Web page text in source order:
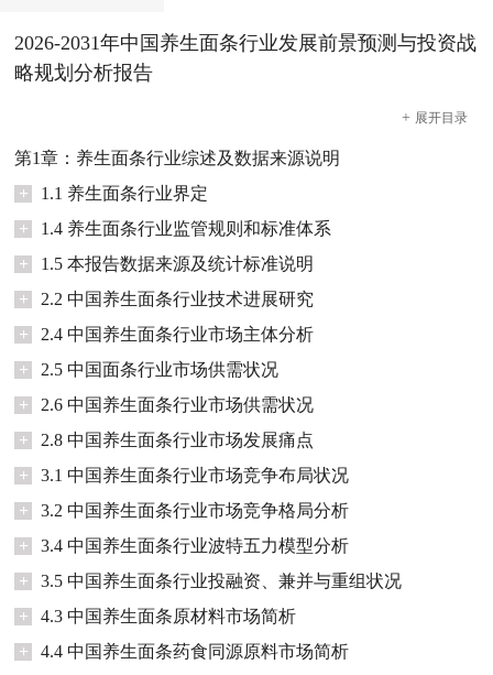
2026-2031年中国养生面条行业发展前景预测与投资战
略规划分析报告
+ 展开目录
第1章：养生面条行业综述及数据来源说明
+
1.1 养生面条行业界定
+
1.4 养生面条行业监管规则和标准体系
+
1.5 本报告数据来源及统计标准说明
+
2.2 中国养生面条行业技术进展研究
+
2.4 中国养生面条行业市场主体分析
+
2.5 中国面条行业市场供需状况
+
2.6 中国养生面条行业市场供需状况
+
2.8 中国养生面条行业市场发展痛点
+
3.1 中国养生面条行业市场竞争布局状况
+
3.2 中国养生面条行业市场竞争格局分析
+
3.4 中国养生面条行业波特五力模型分析
+
3.5 中国养生面条行业投融资、兼并与重组状况
+
4.3 中国养生面条原材料市场简析
+
4.4 中国养生面条药食同源原料市场简析